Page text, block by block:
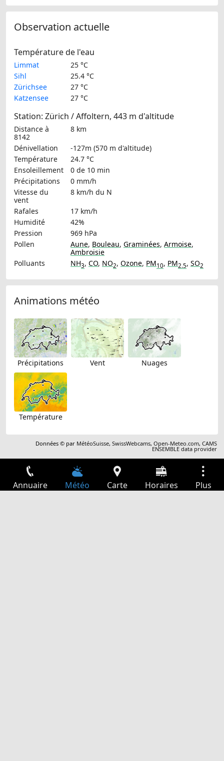
Observation actuelle
Température de l'eau
Limmat
25 °C
Sihl
25.4 °C
Zürichsee
27 °C
Katzensee
27 °C
Station: Zürich / Affoltern, 443 m d'altitude
Distance à
8142
8 km
Dénivellation
-127m (570 m d'altitude)
Température
24.7 °C
Ensoleillement
0 de 10 min
Précipitations
0 mm/h
Vitesse du
vent
8 km/h du N
Rafales
17 km/h
Humidité
42%
Pression
969 hPa
Pollen
Aune, Bouleau, Graminées, Armoise,
Ambroisie
Polluants
NH3, CO, NO2, Ozone, PM10, PM2.5, SO2
Animations météo
Précipitations Vent Nuages
Température
Données © par MétéoSuisse,SwissWebcams,Open-Meteo.com,CAMS
ENSEMBLE data provider
Annuaire Météo Carte Horaires Plus